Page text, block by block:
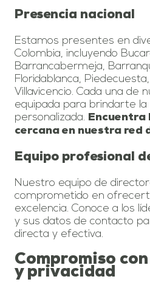
Presencia nacional
Estamos presentes en
Colombia, incluyendo
Barrancabermeja,
Floridablanca,
Villavicencio. Cada una de
equipada para brindarte
personalizada. Encuentra
cercana en nuestra red
Equipo profesional
Nuestro equipo de
comprometido en
excelencia. Conoce a los
y sus datos de contacto
directa y efectiva.
Compromiso
y privacidad